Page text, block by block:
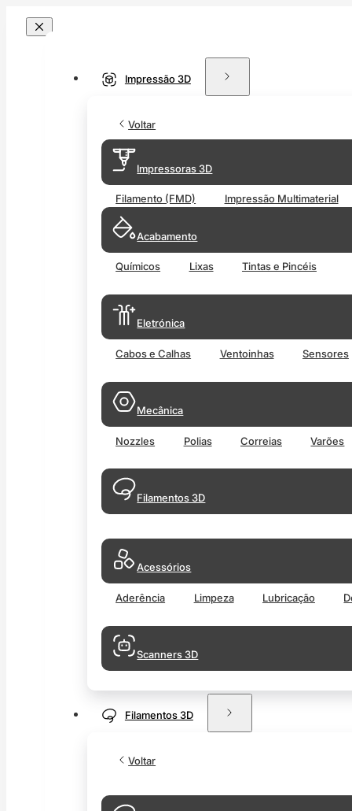
Impressão 3D
Voltar
Impressoras 3D
Filamento (FMD) Impressão Multimaterial
Acabamento
Químicos Lixas Tintas e Pincéis
Eletrónica
Cabos e Calhas Ventoinhas Sensores
Mecânica
Nozzles Polias Correias Varões
Filamentos 3D
Acessórios
Aderência Limpeza Lubricação
Scanners 3D
Filamentos 3D
Voltar